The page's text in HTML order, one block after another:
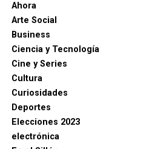
Ahora
Arte Social
Business
Ciencia y Tecnología
Cine y Series
Cultura
Curiosidades
Deportes
Elecciones 2023
electrónica